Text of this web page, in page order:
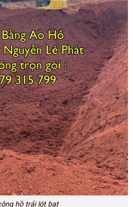
hồ trải lót bạt